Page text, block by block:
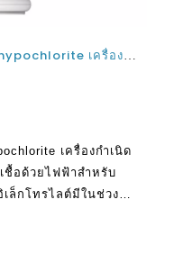
Olansi Mini ใช้ในบ้านโซเดียม hypochlorite เครื่องกำเนิดไฟฟ้าน้ำยาฆ่าเชื้อเครื่องน้ำยาฆ่าเชื้อด้วยไฟฟ้าสำหรับทำความสะอาดฆ่าเชื้อโรค
เครื่องกำเนิด
ชื้อด้วยไฟฟ้าสำหรับ
ล็กโทรไลต์มีในช่วง
หกรรมอาหารและภาค